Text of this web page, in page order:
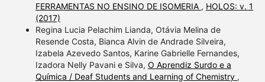
FERRAMENTAS NO ENSINO DE ISOMERIA , HOLOS: v. 1
(2017)
Regina Lucia Pelachim Lianda, Otávia Melina de
Resende Costa, Bianca Alvin de Andrade Silveira,
Izabela Azevedo Santos, Karine Gabrielle Fernandes,
Izadora Nelly Pavani e Silva, O Aprendiz Surdo e a
Química / Deaf Students and Learning of Chemistry ,